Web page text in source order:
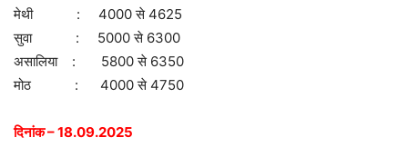
मेथी : 4000 से 4625
सुवा : 5000 से 6300
असालिया : 5800 से 6350
मोठ : 4000 से 4750
दिनांक – 18.09.2025